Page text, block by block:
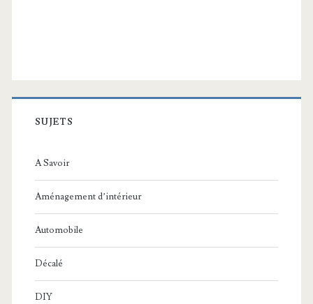
SUJETS
A Savoir
Aménagement d’intérieur
Automobile
Décalé
DIY